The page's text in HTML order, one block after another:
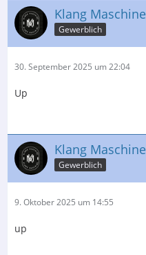
Klang Maschine
Gewerblich
30. September 2025 um 22:04
Up
Klang Maschine
Gewerblich
9. Oktober 2025 um 14:55
up